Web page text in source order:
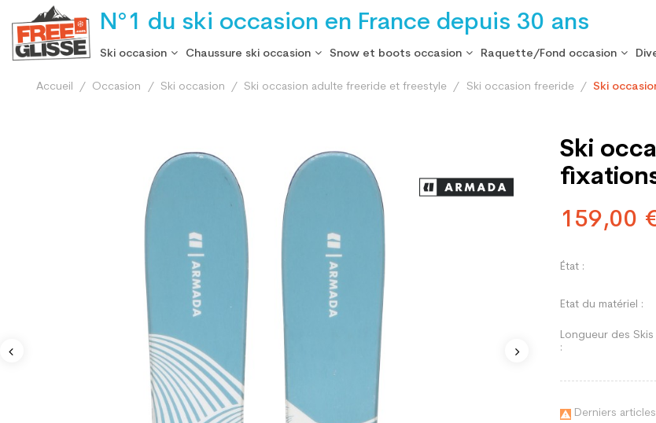
N°1 du ski occasion en France depuis 30 ans
Ski occasion Chaussure ski occasion Snow et boots occasion Raquette/Fond occasion
Accueil Occasion Ski occasion Ski occasion adulte freeride et freestyle Ski occasion freeride Ski
Ski
159,00
État :
Etat du matériel :
Longueur des Skis
:
 Derniers